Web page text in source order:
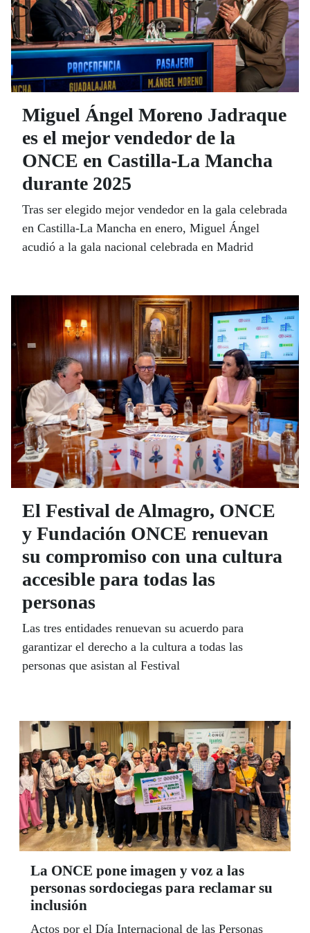
Miguel Ángel Moreno Jadraque
es el mejor vendedor de la
ONCE en Castilla-La Mancha
durante 2025
Tras ser elegido mejor vendedor en la gala celebrada
en Castilla-La Mancha en enero, Miguel Ángel
acudió a la gala nacional celebrada en Madrid
El Festival de Almagro, ONCE
y Fundación ONCE renuevan
su compromiso con una cultura
accesible para todas las
personas
Las tres entidades renuevan su acuerdo para
garantizar el derecho a la cultura a todas las
personas que asistan al Festival
La ONCE pone imagen y voz a las
personas sordociegas para reclamar su
inclusión
Actos por el Día Internacional de las Personas